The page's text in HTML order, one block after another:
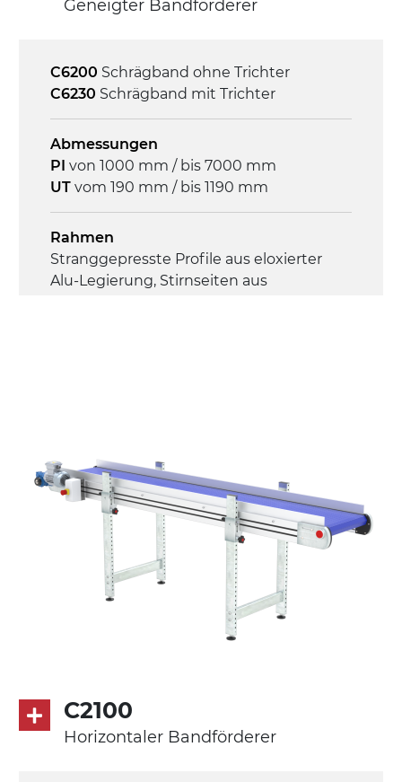
Steuerung
Geneigter Bandförderer
C6200 Schrägband ohne Trichter
C6230 Schrägband mit Trichter
Abmessungen
PI von 1000 mm / bis 7000 mm
UT vom 190 mm / bis 1190 mm
Rahmen
Stranggepresste Profile aus eloxierter
Alu-Legierung, Stirnseiten aus
ausziehbare Elemente mit Scharnieren
aus druckgegossener Alu-Legierung,
Beine aus verzinktem Metallrohr,
Schwenkräder mit/ohne Bremse (2+2)
Förderfläche
PVC Oberfläche viereckig in Petrolgrün
Asynchronmotor für Mehrfachspannung
230/400Vac-50Hz-3Ph
C2100
Horizontaler Bandförderer